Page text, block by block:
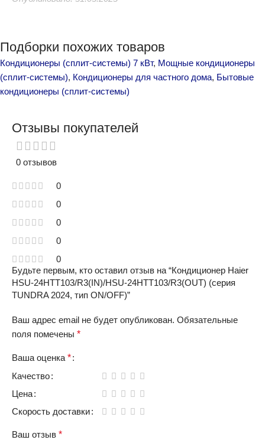
Подборки похожих товаров
Кондиционеры (сплит-системы) 7 кВт, Мощные кондиционеры
(сплит-системы), Кондиционеры для частного дома, Бытовые
кондиционеры (сплит-системы)
Отзывы покупателей
0 отзывов
0
0
0
0
0
Будьте первым, кто оставил отзыв на “Кондиционер Haier
HSU-24HTT103/R3(IN)/HSU-24HTT103/R3(OUT) (серия
TUNDRA 2024, тип ON/OFF)”
Ваш адрес email не будет опубликован. Обязательные
поля помечены *
Ваша оценка *
Качество
Цена
Скорость доставки
Ваш отзыв *